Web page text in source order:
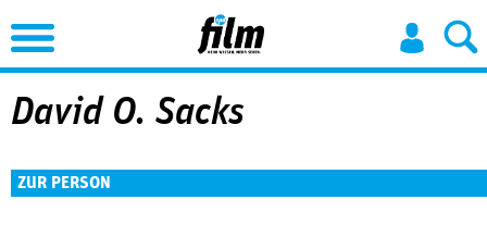
Jump to Navigation
David O. Sacks
ZUR PERSON